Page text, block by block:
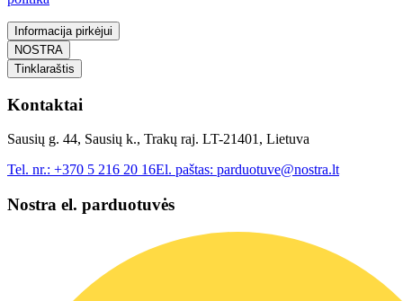
Informacija pirkėjui
NOSTRA
Tinklaraštis
Kontaktai
Sausių g. 44, Sausių k., Trakų raj. LT-21401, Lietuva
Tel. nr.: +370 5 216 20 16El. paštas: parduotuve@nostra.lt
Nostra el. parduotuvės